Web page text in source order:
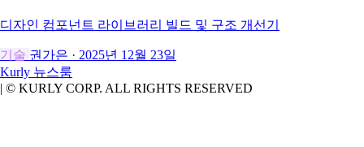
디자인 컴포넌트 라이브러리 빌드 및 구조 개선기
기술 권가은 · 2025년 12월 23일
Kurly 뉴스룸
| © KURLY CORP. ALL RIGHTS RESERVED